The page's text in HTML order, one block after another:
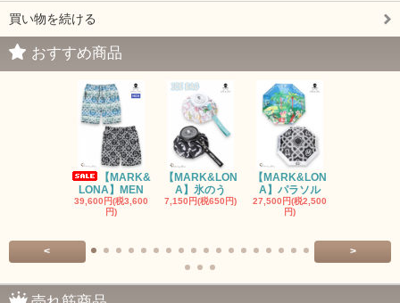
買い物を続ける
おすすめ商品
【MARK&
LONA】MEN
39,600円(税3,600
円)
【MARK&LON
A】氷のう
7,150円(税650円)
【MARK&LON
A】パラソル
27,500円(税2,500
円)
< >